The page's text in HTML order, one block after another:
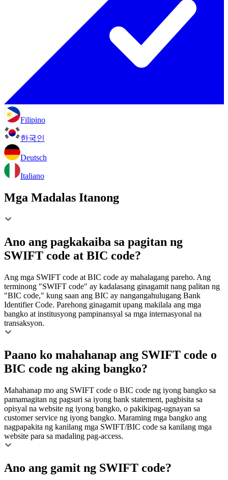
Filipino
한국인
Deutsch
Italiano
Mga Madalas Itanong
Ano ang pagkakaiba sa pagitan ng
SWIFT code at BIC code?
Ang mga SWIFT code at BIC code ay mahalagang pareho. Ang
terminong "SWIFT code" ay kadalasang ginagamit nang palitan ng
"BIC code," kung saan ang BIC ay nangangahulugang Bank
Identifier Code. Parehong ginagamit upang makilala ang mga
bangko at institusyong pampinansyal sa mga internasyonal na
transaksyon.
Paano ko mahahanap ang SWIFT code o
BIC code ng aking bangko?
Mahahanap mo ang SWIFT code o BIC code ng iyong bangko sa
pamamagitan ng pagsuri sa iyong bank statement, pagbisita sa
opisyal na website ng iyong bangko, o pakikipag-ugnayan sa
customer service ng iyong bangko. Maraming mga bangko ang
nagpapakita ng kanilang mga SWIFT/BIC code sa kanilang mga
website para sa madaling pag-access.
Ano ang gamit ng SWIFT code?